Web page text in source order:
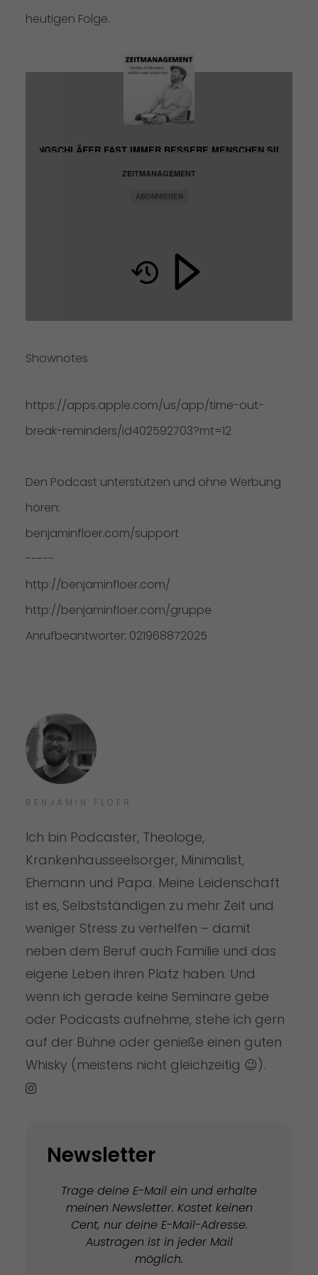
heutigen Folge.
ZEITMANAGEMENT
ABONNIEREN
LANGSCHLÄFER FAST IMMER BESSERE MENSCHEN SIND (229)
Shownotes
https://apps.apple.com/us/app/time-out-
break-reminders/id402592703?mt=12
Den Podcast unterstützen und ohne Werbung
hören:
benjaminfloer.com/support
-----
http://benjaminfloer.com/
http://benjaminfloer.com/gruppe
Anrufbeantworter: 021968872025
BENJAMIN FLOER
Ich bin Podcaster, Theologe,
Krankenhausseelsorger, Minimalist,
Ehemann und Papa. Meine Leidenschaft
ist es, Selbstständigen zu mehr Zeit und
weniger Stress zu verhelfen – damit
neben dem Beruf auch Familie und das
eigene Leben ihren Platz haben. Und
wenn ich gerade keine Seminare gebe
oder Podcasts aufnehme, stehe ich gern
auf der Bühne oder genieße einen guten
Whisky (meistens nicht gleichzeitig 😉).
Newsletter
Trage deine E-Mail ein und erhalte
meinen Newsletter. Kostet keinen
Cent, nur deine E-Mail-Adresse.
Austragen ist in jeder Mail
möglich.